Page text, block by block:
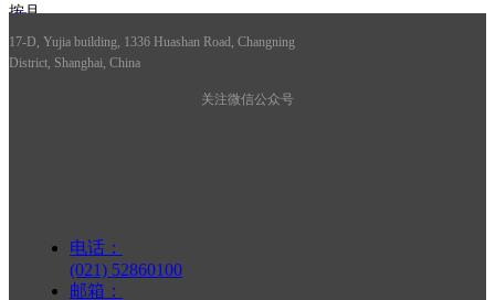
このドアあけたら <打开这扇门会怎样?>
絵／藤本ともひこ
按月
끀
按图书类型
끀
17-D, Yujia building, 1336 Huashan Road, Changning
District, Shanghai, China
关注微信公众号
电话：
(021) 52860100
邮箱：